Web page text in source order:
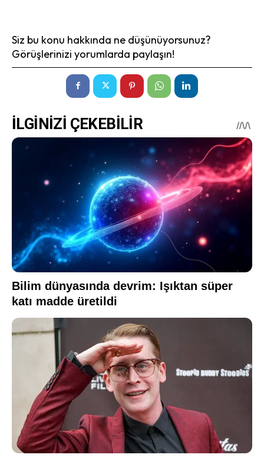
Siz bu konu hakkında ne düşünüyorsunuz?
Görüşlerinizi yorumlarda paylaşın!